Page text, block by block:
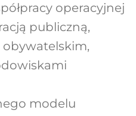
operacyjnej
publiczną,
obywatelskim,
modelu